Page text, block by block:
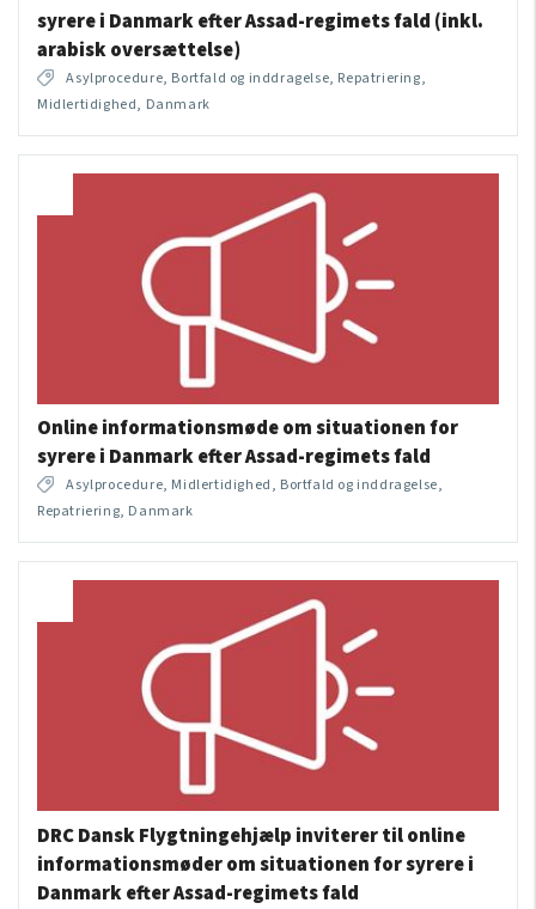
syrere i Danmark efter Assad-regimets fald (inkl.
arabisk oversættelse)
Asylprocedure, Bortfald og inddragelse, Repatriering,
Midlertidighed, Danmark
Online informationsmøde om situationen for
syrere i Danmark efter Assad-regimets fald
Asylprocedure, Midlertidighed, Bortfald og inddragelse,
Repatriering, Danmark
DRC Dansk Flygtningehjælp inviterer til online
informationsmøder om situationen for syrere i
Danmark efter Assad-regimets fald